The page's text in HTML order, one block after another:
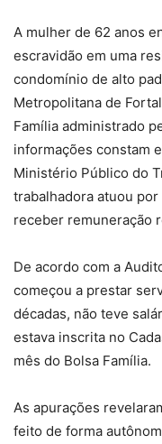
A mulher de 62 anos
escravidão em uma
condomínio de alto
Metropolitana de
Família administrado
informações constam
Ministério Público do
trabalhadora atuou
receber remuneração
De acordo com a
começou a prestar
décadas, não teve
estava inscrita no
mês do Bolsa Família.
As apurações
feito de forma